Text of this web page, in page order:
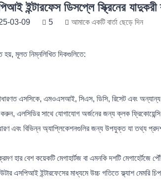
ইন্টারফেস ডিসপ্লে স্ক্রিনের যাদুকরী
03-09 5 আমাকে একটি বার্তা ছেড়ে দিন
হয়, মূলত নিম্নলিখিত দিকগুলিতে:
এসসিকে, এমওএসআই, সিএস, ডিসি, রিসেট এবং
এলসিডির সাথে যোগাযোগ অর্জনের জন্য ক্লক
এবং বিভিন্ন অ্যাপ্লিকেশনগুলির জন্য উপযুক্ত যা তথ্য
বেশ কয়েকটি মেগাহার্টজ বা এমনকি দশটি মেগাহের্টজে
এসপিআই ইন্টারফেসের মাধ্যমে উচ্চ গতিতে ফ্ল্যাশ মেমরি